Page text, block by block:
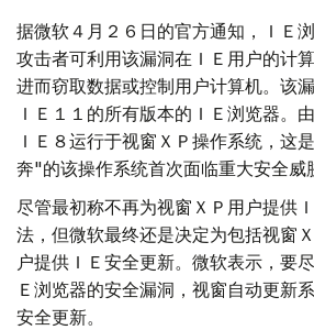
据微软４月２６日的官方通知，ＩＥ
攻击者可利用该漏洞在ＩＥ用户的计
进而窃取数据或控制用户计算机。该
ＩＥ１１的所有版本的ＩＥ浏览器。
ＩＥ８运行于视窗ＸＰ操作系统，这
奔"的该操作系统首次面临重大安全威
尽管最初称不再为视窗ＸＰ用户提供
法，但微软最终还是决定为包括视窗
户提供ＩＥ安全更新。微软表示，要
Ｅ浏览器的安全漏洞，视窗自动更新
安全更新。